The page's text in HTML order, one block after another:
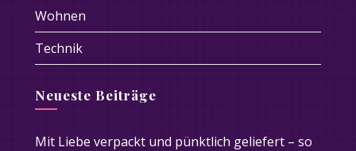
Wohnen
Technik
Neueste Beiträge
Mit Liebe verpackt und pünktlich geliefert – so